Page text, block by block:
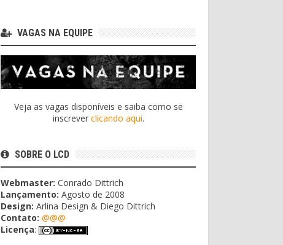
VAGAS NA EQUIPE
Veja as vagas disponíveis e saiba como se
inscrever clicando aqui.
SOBRE O LCD
Webmaster: Conrado Dittrich
Lançamento: Agosto de 2008
Design: Arlina Design & Diego Dittrich
Contato: @@@
Licença: